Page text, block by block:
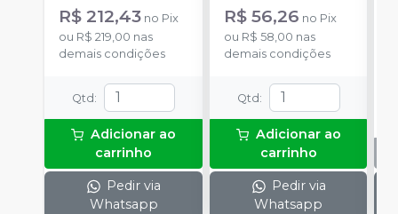
catalisador 60ml.
R$ 212,43 no Pix
ou R$ 219,00 nas
demais condições
Qtd:
Adicionar ao
carrinho
Pedir via
Whatsapp
R$ 56,26 no Pix
ou R$ 58,00 nas
demais condições
Qtd:
Adicionar ao
carrinho
Pedir via
Whatsapp